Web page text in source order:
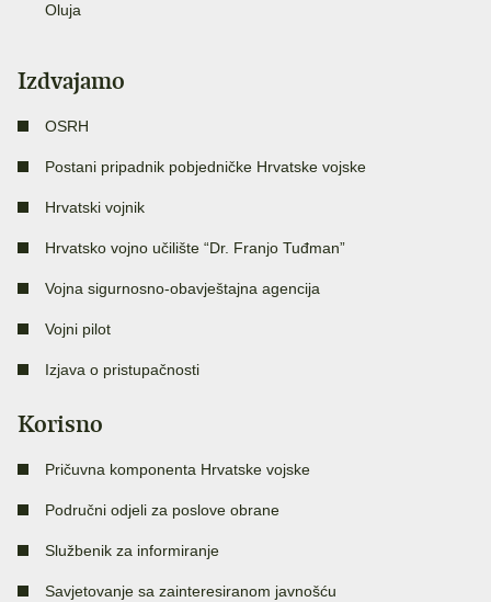
Oluja
Izdvajamo
OSRH
Postani pripadnik pobjedničke Hrvatske vojske
Hrvatski vojnik
Hrvatsko vojno učilište “Dr. Franjo Tuđman”
Vojna sigurnosno-obavještajna agencija
Vojni pilot
Izjava o pristupačnosti
Korisno
Pričuvna komponenta Hrvatske vojske
Područni odjeli za poslove obrane
Službenik za informiranje
Savjetovanje sa zainteresiranom javnošću